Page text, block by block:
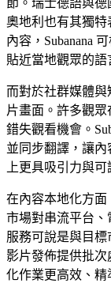
節。瑞士德語與德
奧地利也有其獨
內容，Subanana
貼近當地觀眾的語
而對於社群媒體
片畫面。許多觀
錯失觀看機會。
並同步翻譯，讓內
上更具吸引力與可
在內容本地化方
市場對串流平台
服務可說是與目標
影片發佈提供批
化作業更高效、精